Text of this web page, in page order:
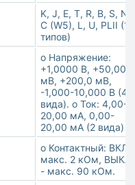
K, J, E, T, R, B, S, N,
C (W5), L, U, PLII (12
типов)
o Напряжение:
+1,0000 В, +50,00
мВ, +200,0 мВ,
-1,000-10,000 В (4
вида). o Ток: 4,00-
20,00 мА, 0,00-
20,00 мА (2 вида)
o Контактный: ВКЛ.
макс. 2 кОм, ВЫКЛ.
- макс. 90 кОм.